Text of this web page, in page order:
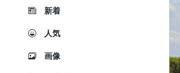
新着
人気
画像